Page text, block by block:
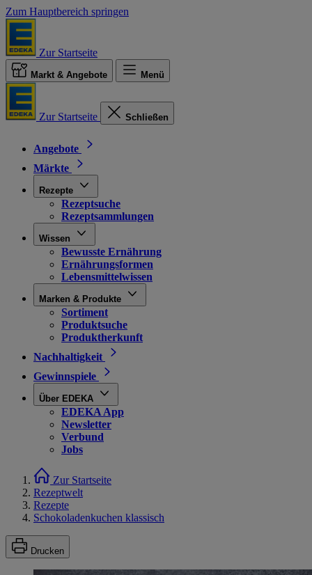
Zum Hauptbereich springen
Zur Startseite
Markt & Angebote Menü
Zur Startseite Schließen
Angebote
Märkte
Rezepte
Rezeptsuche
Rezeptsammlungen
Wissen
Bewusste Ernährung
Ernährungsformen
Lebensmittelwissen
Marken & Produkte
Sortiment
Produktsuche
Produktherkunft
Nachhaltigkeit
Gewinnspiele
Über EDEKA
EDEKA App
Newsletter
Verbund
Jobs
Zur Startseite
Rezeptwelt
Rezepte
Schokoladenkuchen klassisch
Drucken